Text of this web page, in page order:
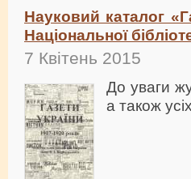
Науковий каталог
Національної
7 Квітень 2015
До уваги
а також